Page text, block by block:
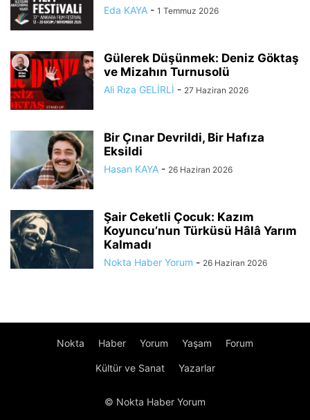
Eda KAYA - 1 Temmuz 2026
Gülerek Düşünmek: Deniz Göktaş
ve Mizahın Turnusolü
Ali Rıza GELİRLİ - 27 Haziran 2026
Bir Çınar Devrildi, Bir Hafıza
Eksildi
Hasan KAYA - 26 Haziran 2026
Şair Ceketli Çocuk: Kazım
Koyuncu’nun Türküsü Hâlâ Yarım
Kalmadı
Nokta Haber Yorum - 26 Haziran 2026
Nokta Haber Yorum Yaşam Forum
Kültür ve Sanat Yazarlar
© Nokta Haber Yorum